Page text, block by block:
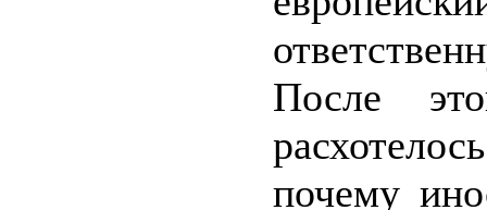
После
почему